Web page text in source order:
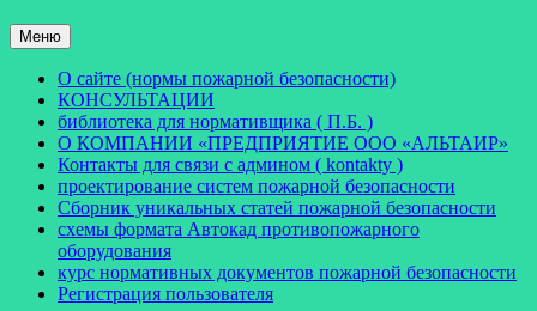
Меню
О сайте (нормы пожарной безопасности)
КОНСУЛЬТАЦИИ
библиотека для нормативщика ( П.Б. )
О КОМПАНИИ «ПРЕДПРИЯТИЕ ООО «АЛЬТАИР»
Контакты для связи с админом ( kontakty )
проектирование систем пожарной безопасности
Сборник уникальных статей пожарной безопасности
схемы формата Автокад противопожарного
оборудования
курс нормативных документов пожарной безопасности
Регистрация пользователя